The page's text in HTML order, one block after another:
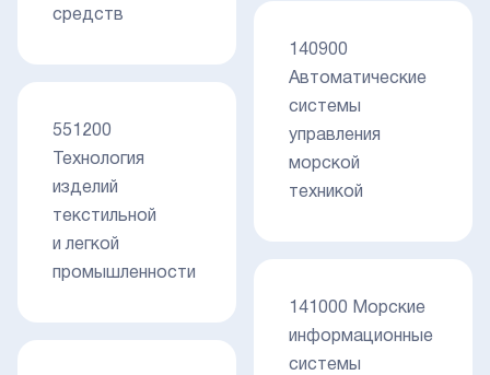
средств
551200
Технология
изделий
текстильной
и легкой
промышленности
140900
Автоматические
системы
управления
морской
техникой
141000 Морские
информационные
системы